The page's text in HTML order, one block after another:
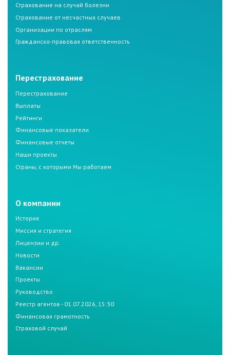
Страхование на случай болезни
Страхование от несчастных случаев
Организации по отраслям
Гражданско-правовая ответственность
Перестрахование
Перестрахование
Выплаты
Рейтинги
Финансовые показатели
Финансовые отчеты
Наши проекты
Страны, с которыми Мы работаем
О компании
История
Миссия и стратегия
Лицензии и др.
Новости
Вакансии
Проекты
Руководство
Реестр агентов - 01.07.2026, 15:30
Финансовая грамотность
Страховой случай